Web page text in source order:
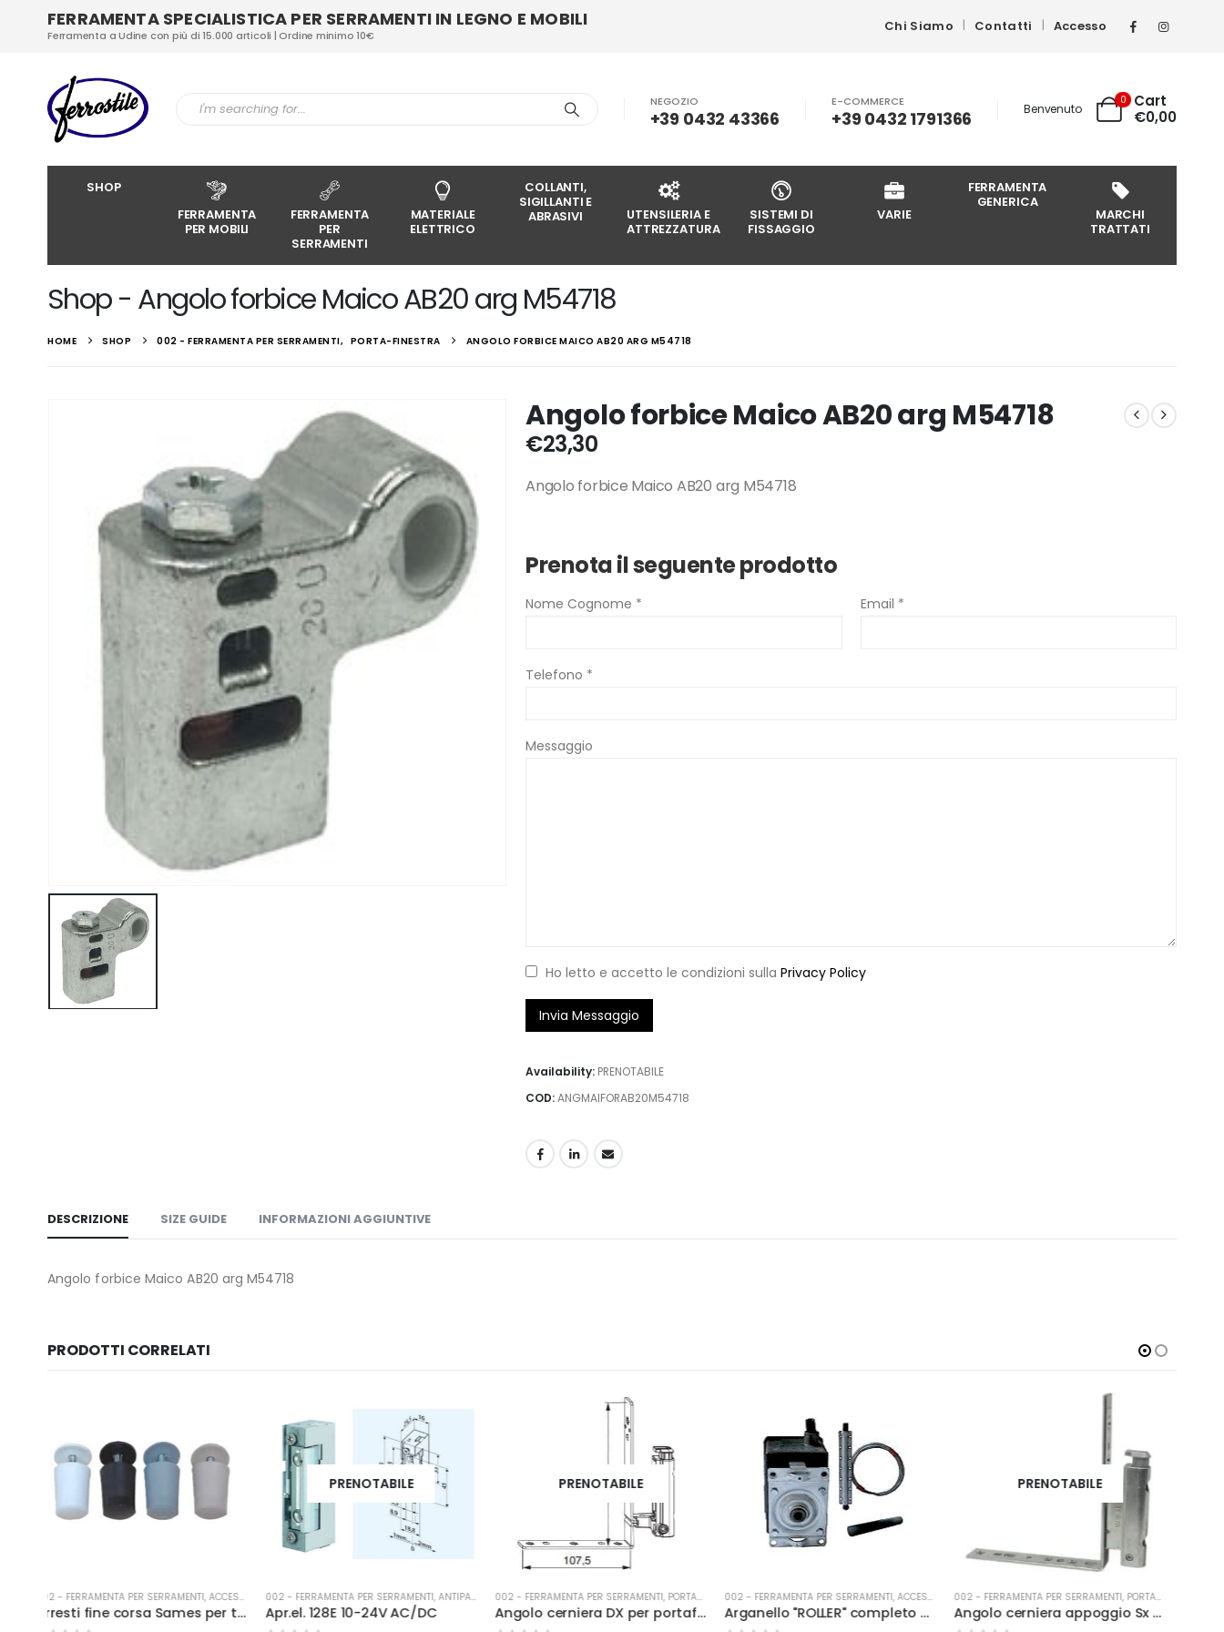
FERRAMENTA SPECIALISTICA PER SERRAMENTI IN LEGNO E MOBILI
Ferramenta a Udine con più di 15.000 articoli | Ordine minimo 10€
Chi Siamo Contatti Accesso
NEGOZIO
+39 0432 43366
E-COMMERCE
+39 0432 1791366 Benvenuto
0
Cart
€0,00
SHOP
FERRAMENTA
PER MOBILI
FERRAMENTA
PER
SERRAMENTI
MATERIALE
ELETTRICO
COLLANTI,
SIGILLANTI E
ABRASIVI
UTENSILERIA E
ATTREZZATURA
SISTEMI DI
FISSAGGIO
VARIE
FERRAMENTA
GENERICA
MARCHI
TRATTATI
Shop - Angolo forbice Maico AB20 arg M54718
HOME SHOP 002 - FERRAMENTA PER SERRAMENTI, PORTA-FINESTRA ANGOLO FORBICE MAICO AB20 ARG M54718
Angolo forbice Maico AB20 arg M54718
€23,30
Angolo forbice Maico AB20 arg M54718
Prenota il seguente prodotto
Nome Cognome * Email *
Telefono *
Messaggio
Ho letto e accetto le condizioni sulla Privacy Policy
Availability: PRENOTABILE
COD:ANGMAIFORAB20M54718
DESCRIZIONE SIZE GUIDE INFORMAZIONI AGGIUNTIVE
Angolo forbice Maico AB20 arg M54718
PRODOTTI CORRELATI
PRENOTABILE
002 - FERRAMENTA PER SERRAMENTI,ANTIPANICO
Apr.el. 128E 10-24V AC/DC
PRENOTABILE
002 - FERRAMENTA PER SERRAMENTI,PORTA-FINESTRA 002 - FERRAMENTA PER SERRAMENTI,ACCESSORI PER TAPPARELLE
Arganello "ROLLER" completo di fune 1.8
PRENOTABILE
002 - FERRAMENTA PER SERRAMENTI,PORTA-FINESTRA 002 - FERRAMENTA PER SERRAMENTI,ACCESSORI PER TAPPARELLE